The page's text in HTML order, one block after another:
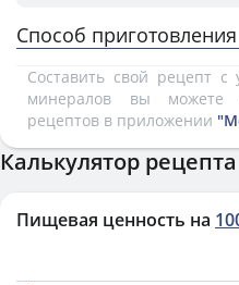
Способ приготовления
Составить свой рецепт
минералов вы можете
рецептов в приложении
Калькулятор рецепта
Пищевая ценность на